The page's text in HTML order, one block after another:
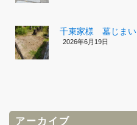
千束家様 墓じまい
2026年6月19日
アーカイブ